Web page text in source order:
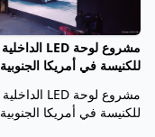
مشروع لوحة LED الداخلية
للكنيسة في أمريكا الجنوبية P2.5
مشروع لوحة LED الداخلية
للكنيسة في أمريكا الجنوبية P2.5